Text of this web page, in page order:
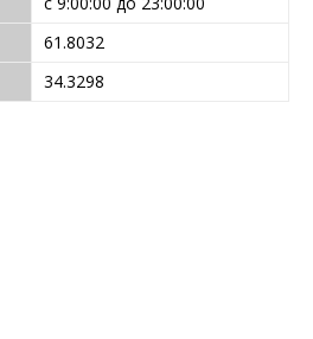
61.8032
34.3298